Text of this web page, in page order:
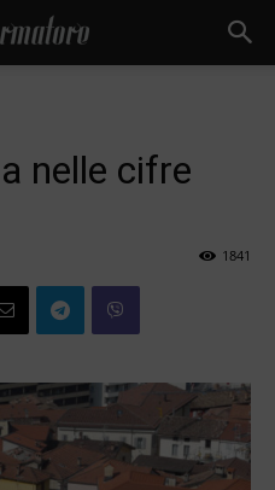
nelle cifre
1841